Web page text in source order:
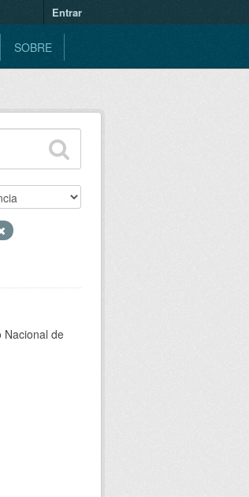
Entrar
SOBRE
Nacional de